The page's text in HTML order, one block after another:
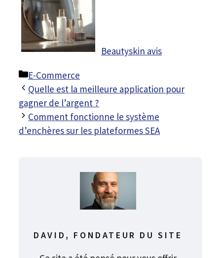
Beautyskin avis
Catégories
E-Commerce
Quelle est la meilleure application pour
gagner de l’argent ?
Comment fonctionne le système
d’enchères sur les plateformes SEA
DAVID, FONDATEUR DU SITE